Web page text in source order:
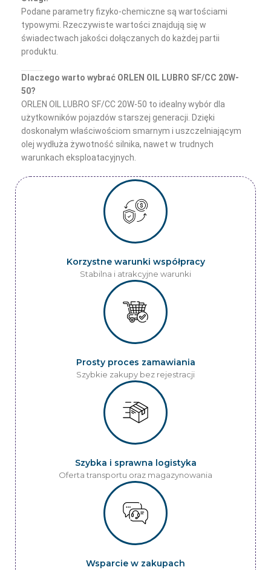
Podane parametry fizyko-chemiczne są wartościami
typowymi. Rzeczywiste wartości znajdują się w
świadectwach jakości dołączanych do każdej partii
produktu.
Dlaczego warto wybrać ORLEN OIL LUBRO SF/CC 20W-
50?
ORLEN OIL LUBRO SF/CC 20W-50 to idealny wybór dla
użytkowników pojazdów starszej generacji. Dzięki
doskonałym właściwościom smarnym i uszczelniającym
olej wydłuża żywotność silnika, nawet w trudnych
warunkach eksploatacyjnych.
Korzystne warunki współpracy
Stabilna i atrakcyjne warunki
Prosty proces zamawiania
Szybkie zakupy bez rejestracji
Szybka i sprawna logistyka
Oferta transportu oraz magazynowania
Wsparcie w zakupach